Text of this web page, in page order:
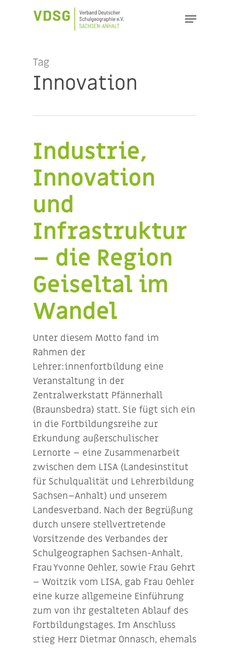
Menu
Tag
Innovation
Industrie,
Innovation
und
Infrastruktur
– die Region
Geiseltal im
Wandel
Unter diesem Motto fand im
Rahmen der
Lehrer:innenfortbildung eine
Veranstaltung in der
Zentralwerkstatt Pfännerhall
(Braunsbedra) statt. Sie fügt sich ein
in die Fortbildungsreihe zur
Erkundung außerschulischer
Lernorte – eine Zusammenarbeit
zwischen dem LISA (Landesinstitut
für Schulqualität und Lehrerbildung
Sachsen–Anhalt) und unserem
Landesverband. Nach der Begrüßung
durch unsere stellvertretende
Vorsitzende des Verbandes der
Schulgeographen Sachsen-Anhalt,
Frau Yvonne Oehler, sowie Frau Gehrt
– Woitzik vom LISA, gab Frau Oehler
eine kurze allgemeine Einführung
zum von ihr gestalteten Ablauf des
Fortbildungstages. Im Anschluss
stieg Herr Dietmar Onnasch, ehemals